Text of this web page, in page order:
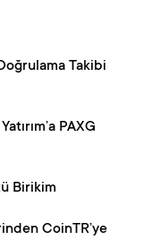
Takibi
PAXG
Birikim
CoinTR’ye